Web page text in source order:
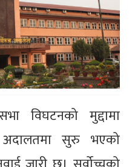
विघटनको मुद्दामा
अदालतमा सुरु भएको